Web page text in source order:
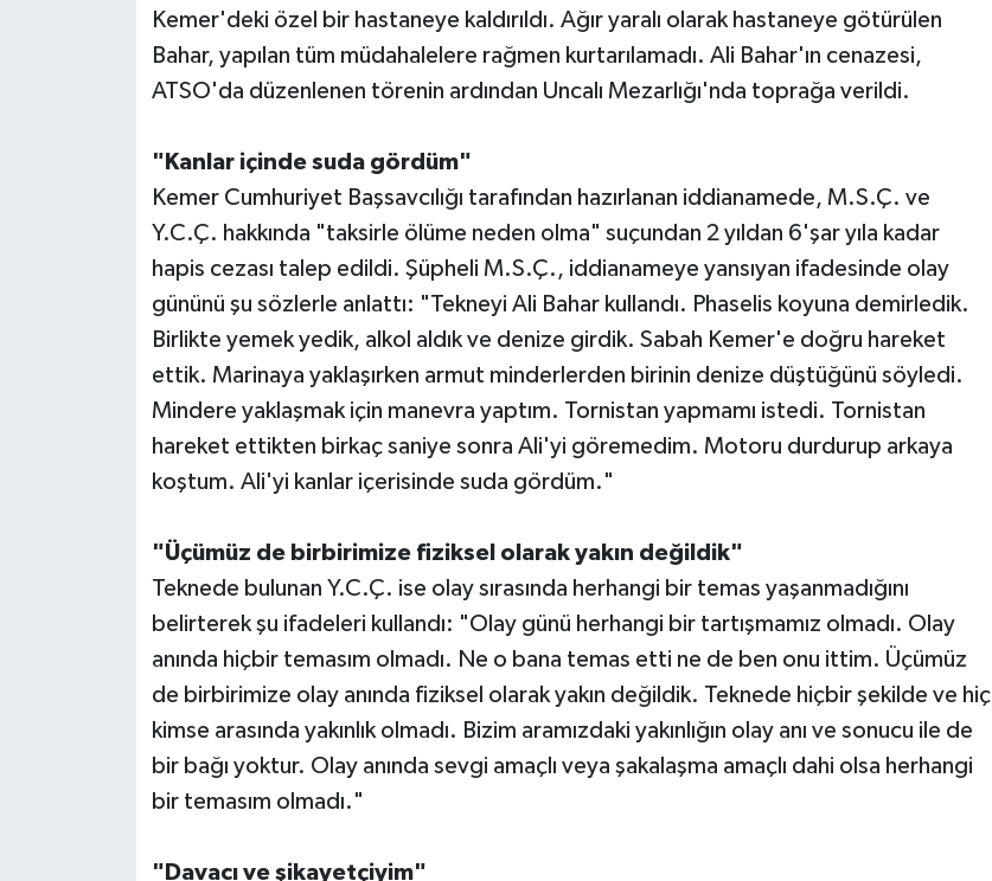
Kemer'deki özel bir hastaneye kaldırıldı. Ağır yaralı olarak hastaneye götürülen
Bahar, yapılan tüm müdahalelere rağmen kurtarılamadı. Ali Bahar'ın cenazesi,
ATSO'da düzenlenen törenin ardından Uncalı Mezarlığı'nda toprağa verildi.
"Kanlar içinde suda gördüm"
Kemer Cumhuriyet Başsavcılığı tarafından hazırlanan iddianamede, M.S.Ç. ve
Y.C.Ç. hakkında "taksirle ölüme neden olma" suçundan 2 yıldan 6'şar yıla kadar
hapis cezası talep edildi. Şüpheli M.S.Ç., iddianameye yansıyan ifadesinde olay
gününü şu sözlerle anlattı: "Tekneyi Ali Bahar kullandı. Phaselis koyuna demirledik.
Birlikte yemek yedik, alkol aldık ve denize girdik. Sabah Kemer'e doğru hareket
ettik. Marinaya yaklaşırken armut minderlerden birinin denize düştüğünü söyledi.
Mindere yaklaşmak için manevra yaptım. Tornistan yapmamı istedi. Tornistan
hareket ettikten birkaç saniye sonra Ali'yi göremedim. Motoru durdurup arkaya
koştum. Ali'yi kanlar içerisinde suda gördüm."
"Üçümüz de birbirimize fiziksel olarak yakın değildik"
Teknede bulunan Y.C.Ç. ise olay sırasında herhangi bir temas yaşanmadığını
belirterek şu ifadeleri kullandı: "Olay günü herhangi bir tartışmamız olmadı. Olay
anında hiçbir temasım olmadı. Ne o bana temas etti ne de ben onu ittim. Üçümüz
de birbirimize olay anında fiziksel olarak yakın değildik. Teknede hiçbir şekilde ve hiç
kimse arasında yakınlık olmadı. Bizim aramızdaki yakınlığın olay anı ve sonucu ile de
bir bağı yoktur. Olay anında sevgi amaçlı veya şakalaşma amaçlı dahi olsa herhangi
bir temasım olmadı."
"Davacı ve şikayetçiyim"